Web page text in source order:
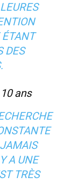
ÉTANT
DES
ans
A UNE
TRÈS